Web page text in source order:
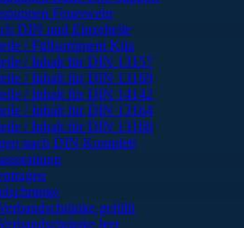
Feuerwehr
DIN und Einzelteile
/ Füllsortiment Kita
/ Inhalt für DIN 13157
/ Inhalt für DIN 13169
/ Inhalt für DIN 14142
/ Inhalt für DIN 13164
/ Inhalt für DIN 13160
nach DIN Komplett
gefüllt
leer